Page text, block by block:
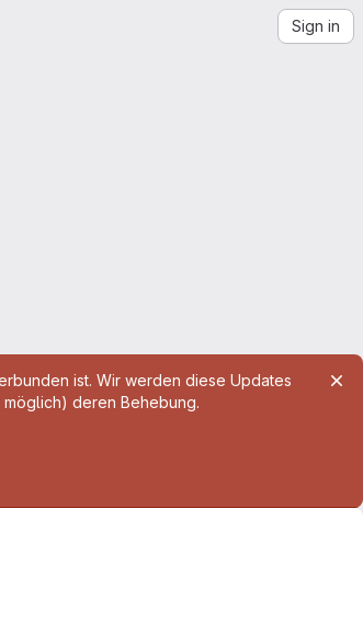
Sign in
ist. Wir werden diese Updates
deren Behebung.